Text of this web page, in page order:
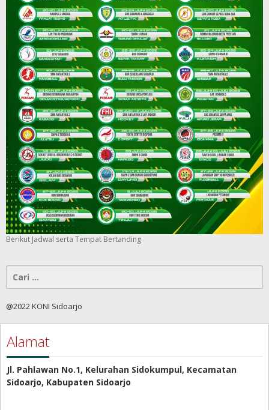
Berikut Jadwal serta Tempat Bertanding
Cari
@2022 KONI Sidoarjo
Alamat
Jl. Pahlawan No.1, Kelurahan Sidokumpul, Kecamatan
Sidoarjo, Kabupaten Sidoarjo